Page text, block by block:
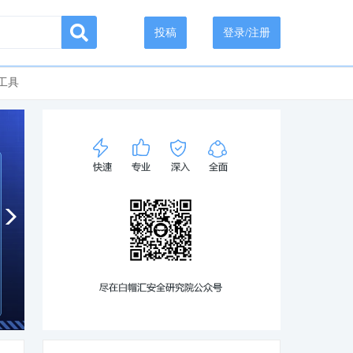
登录/注册
投稿
具
漫谈 WebLogic CVE-2020-2551